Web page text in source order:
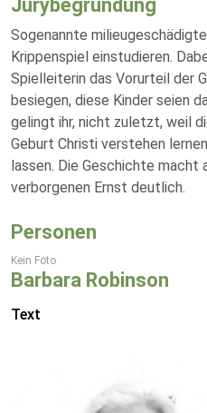
Jurybegründung
Sogenannte
Krippenspiel einstudieren.
Spielleiterin das Vorurteil der
besiegen, diese Kinder seien
gelingt ihr, nicht zuletzt, weil
Geburt Christi verstehen
lassen. Die Geschichte macht
verborgenen Ernst deutlich.
Personen
Kein Foto
Barbara Robinson
Text